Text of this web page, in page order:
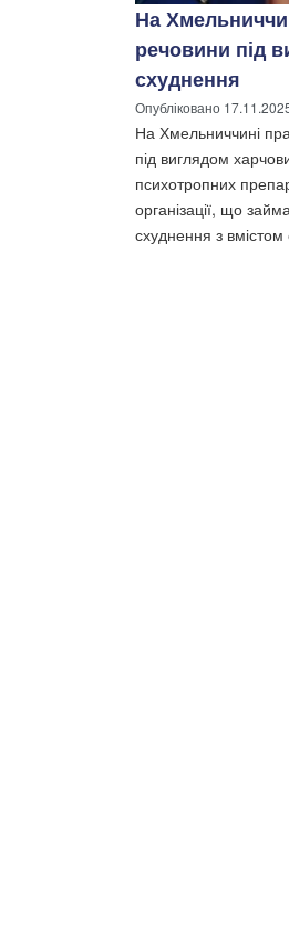
На
речовини під
схуднення
Опубліковано
На Хмельниччині
під виглядом
психотропних
організації, що
схуднення з